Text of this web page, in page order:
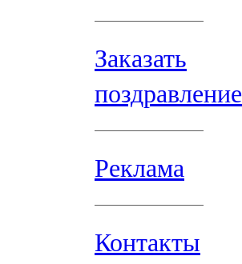
Заказать
поздравление
Реклама
Контакты